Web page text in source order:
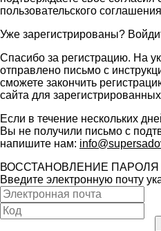
пользовательского соглашения
Уже зарегистрированы?
Спасибо за регистрацию. На
отправлено письмо с
сможете закончить
сайта для
Если в течение нескольких
Вы не получили письмо с
напишите нам:
ВОССТАНОВЛЕНИЕ ПАРОЛЯ
Введите электронную почту